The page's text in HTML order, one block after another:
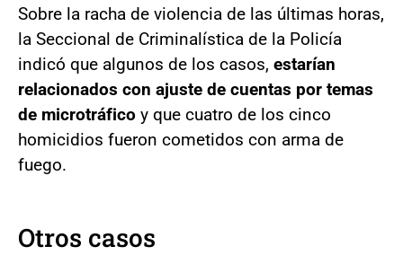
Sobre la racha de violencia de las últimas horas,
la Seccional de Criminalística de la Policía
indicó que algunos de los casos, estarían
relacionados con ajuste de cuentas por temas
de microtráfico y que cuatro de los cinco
homicidios fueron cometidos con arma de
fuego.
Otros casos